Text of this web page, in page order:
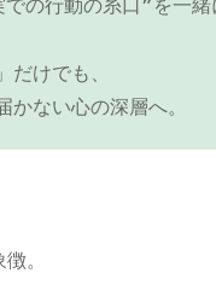
の行動の糸口”を一緒
だけでも、
かない心の深層へ。
。